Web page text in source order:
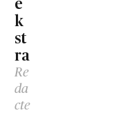
e
k
st
ra
Re
da
cte